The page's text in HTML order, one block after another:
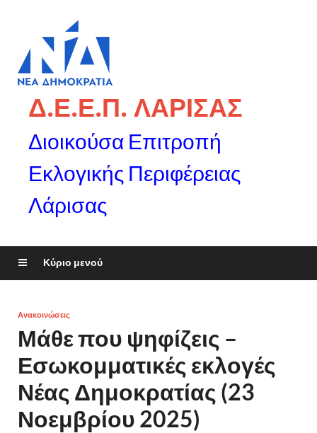
Δ.Ε.Ε.Π. ΛΑΡΙΣΑΣ
Διοικούσα Επιτροπή
Εκλογικής Περιφέρειας
Λάρισας
Κύριο μενού
Ανακοινώσεις
Μάθε που ψηφίζεις –
Εσωκομματικές εκλογές
Νέας Δημοκρατίας (23
Νοεμβρίου 2025)